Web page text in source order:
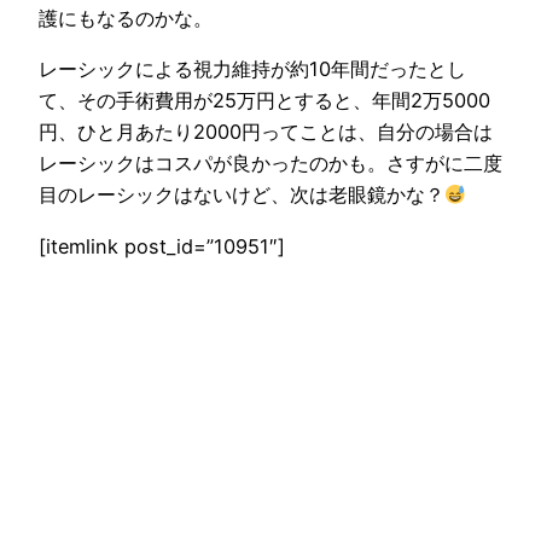
護にもなるのかな。
レーシックによる視力維持が約10年間だったとし
て、その手術費用が25万円とすると、年間2万5000
円、ひと月あたり2000円ってことは、自分の場合は
レーシックはコスパが良かったのかも。さすがに二度
目のレーシックはないけど、次は老眼鏡かな？
[itemlink post_id=”10951″]